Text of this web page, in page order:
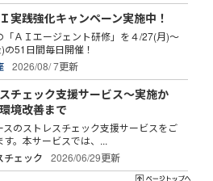
実践強化キャンペーン実施中！
「ＡＩエージェント研修」を４/27(月)～
の51日間毎日開催！
2026/08/ 7更新
チェック支援サービス～実施か
境改善まで
スのストレスチェック支援サービスをご
す。本サービスでは、...
チェック
2026/06/29更新